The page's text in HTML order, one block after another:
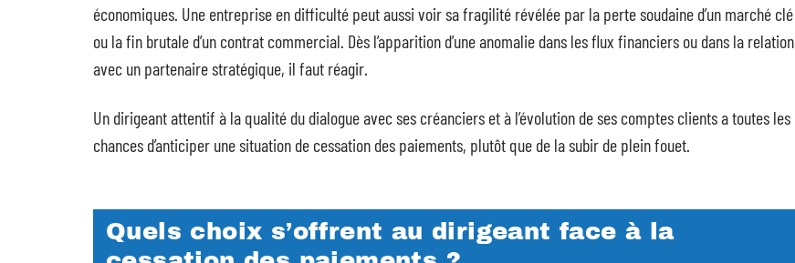
économiques. Une entreprise en difficulté peut aussi voir sa fragilité révélée par la perte soudaine d’un marché clé
ou la fin brutale d’un contrat commercial. Dès l’apparition d’une anomalie dans les flux financiers ou dans la relation
avec un partenaire stratégique, il faut réagir.
Un dirigeant attentif à la qualité du dialogue avec ses créanciers et à l’évolution de ses comptes clients a toutes les
chances d’anticiper une situation de cessation des paiements, plutôt que de la subir de plein fouet.
Quels choix s’offrent au dirigeant face à la